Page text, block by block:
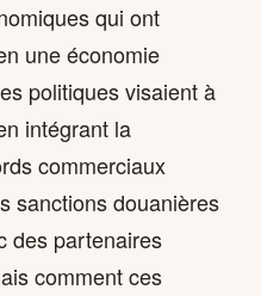
qui ont
une économie
politiques visaient à
intégrant la
commerciaux
sanctions douanières
des partenaires
comment ces